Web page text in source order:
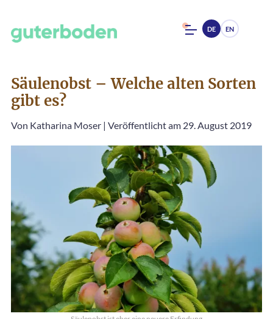
DE EN
Säulenobst – Welche alten Sorten
gibt es?
Von Katharina Moser | Veröffentlicht am 29. August 2019